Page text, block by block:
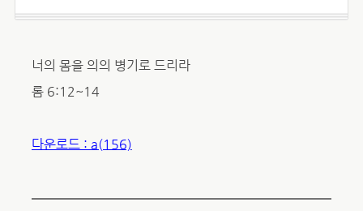
너의 몸을 의의 병기로 드리라
롬 6:12~14
다운로드 : a(156)